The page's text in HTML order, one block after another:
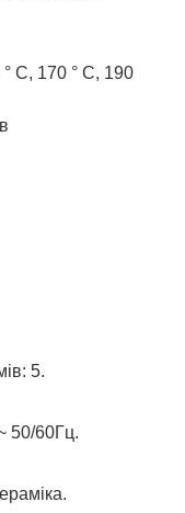
C, 170 ° C, 190
5.
50/60Гц.